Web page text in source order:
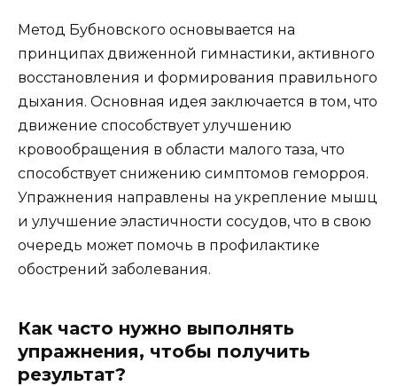
Метод Бубновского основывается на
принципах движенной гимнастики, активного
восстановления и формирования правильного
дыхания. Основная идея заключается в том, что
движение способствует улучшению
кровообращения в области малого таза, что
способствует снижению симптомов геморроя.
Упражнения направлены на укрепление мышц
и улучшение эластичности сосудов, что в свою
очередь может помочь в профилактике
обострений заболевания.
Как часто нужно выполнять
упражнения, чтобы получить
результат?